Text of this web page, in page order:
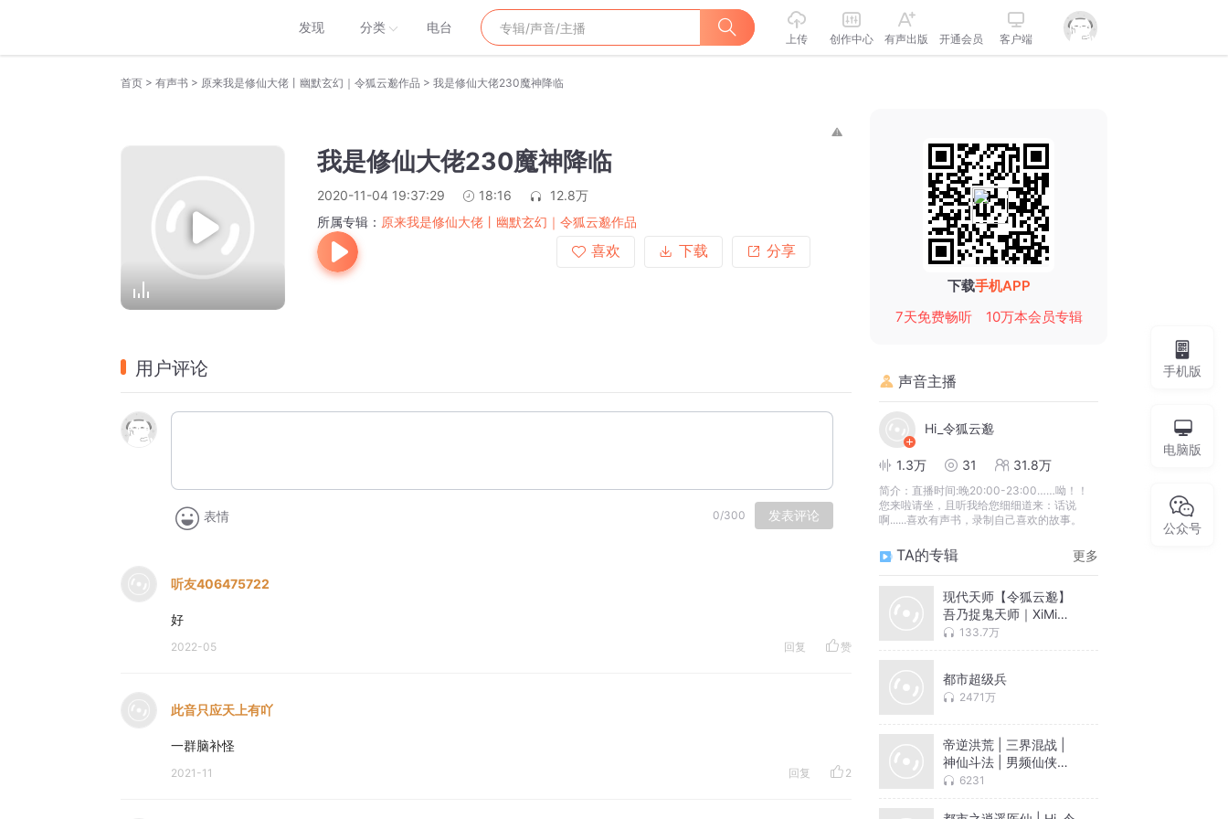
发现 分类 电台
上传 创作中心 有声出版 开通会员 客户端
首页 > 有声书 > 原来我是修仙大佬丨幽默玄幻｜令狐云邈作品 > 我是修仙大佬230魔神降临
我是修仙大佬230魔神降临
2020-11-04 19:37:29 18:16
12.8万
所属专辑： 原来我是修仙大佬丨幽默玄幻｜令狐云邈作品
喜欢
下载 分享
用户评论
表情 0/300 发表评论
听友406475722
好
2022-05 回复 赞
此音只应天上有吖
一群脑补怪
2021-11 回复 2
下载手机APP
7天免费畅听
10万本会员专辑
声音主播
Hi_令狐云邈
1.3万 31 31.8万
简介： 直播时间:晚20:00-23:00……呦！！
您来啦请坐，且听我给您细细道来：话说
啊......喜欢有声书，录制自己喜欢的故事。
TA的专辑 更多
现代天师【令狐云邈】
吾乃捉鬼天师｜XiMi团
抢先听
133.7万
都市超级兵
2471万
帝逆洪荒 | 三界混战 |
神仙斗法 | 男频仙侠玄
幻小说 | 令狐云邈倾情
6231
手机版
电脑版
公众号